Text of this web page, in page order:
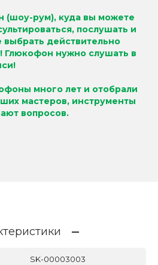
(шоу-рум), куда вы можете
послушать и
действительно
Глюкофон нужно слушать в
много лет и отобрали
мастеров, инструменты
вопросов.
SK-00003003